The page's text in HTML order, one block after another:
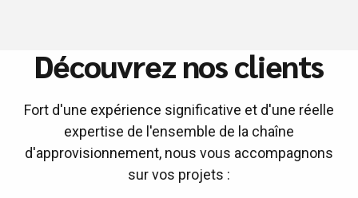
Découvrez nos clients
Fort d'une expérience significative et d'une réelle
expertise de l'ensemble de la chaîne
d'approvisionnement, nous vous accompagnons
sur vos projets :